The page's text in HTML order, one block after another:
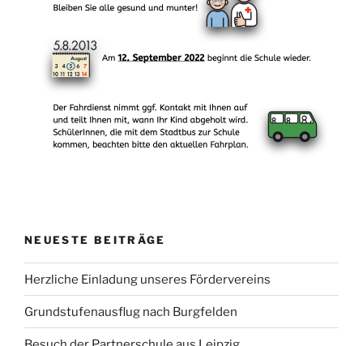
NEUESTE BEITRÄGE
Herzliche Einladung unseres Fördervereins
Grundstufenausflug nach Burgfelden